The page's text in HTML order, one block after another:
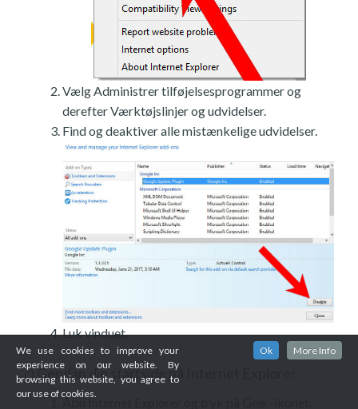
Vælg Administrer tilføjelsesprogrammer og
derefter Værktøjslinjer og udvidelser.
Find og deaktiver alle mistænkelige udvidelser.
Luk vinduet.
c)Gendan din startside på Internet Explorer
Åbn Internet Explorer og tryk på Gear-ikonet.
We use cookies to improve your
experience on our website. By
browsing this website, you agree to
our use of cookies.
Ok More Info